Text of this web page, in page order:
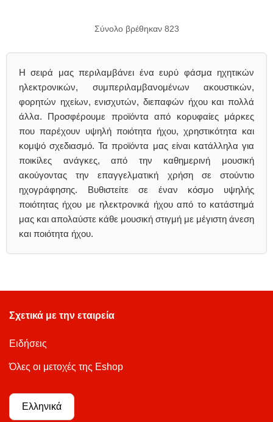
Σύνολο βρέθηκαν 823
Η σειρά μας περιλαμβάνει ένα ευρύ φάσμα ηχητικών
ηλεκτρονικών, συμπεριλαμβανομένων ακουστικών,
φορητών ηχείων, ενισχυτών, διεπαφών ήχου και πολλά
άλλα. Προσφέρουμε προϊόντα από κορυφαίες μάρκες
που παρέχουν υψηλή ποιότητα ήχου, χρηστικότητα και
κομψό σχεδιασμό. Τα προϊόντα μας είναι κατάλληλα για
ποικίλες ανάγκες, από την καθημερινή μουσική
ακούγοντας την επαγγελματική χρήση σε στούντιο
ηχογράφησης. Βυθιστείτε σε έναν κόσμο υψηλής
ποιότητας ήχου με ηλεκτρονικά ήχου από το κατάστημά
μας και απολαύστε κάθε μουσική στιγμή με μέγιστη άνεση
και ποιότητα ήχου.
Σχετικά με την εταιρεία
Ειδήσεις
Όλες οι μετοχές της Eshop
Ελληνικά